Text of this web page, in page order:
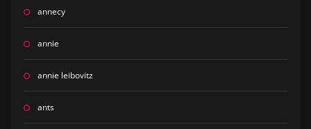
annecy
annie
annie leibovitz
ants